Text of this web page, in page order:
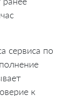
сервиса по
к